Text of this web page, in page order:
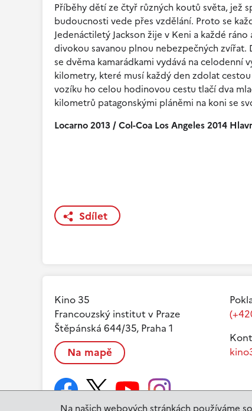
Příběhy dětí ze čtyř různých koutů světa, jež
budoucnosti vede přes vzdělání. Proto se
Jedenáctiletý Jackson žije v Keni a každé
divokou savanou plnou nebezpečných
se dvěma kamarádkami vydává na
kilometry, které musí každý den zdolat
vozíku ho celou hodinovou cestu tlačí dva
kilometrů patagonskými pláněmi na koni se
Locarno 2013 / Col-Coa Los Angeles 2014
Sdílet
Kino 35
Francouzský institut v Praze
Štěpánská 644/35, Praha 1
Na mapě